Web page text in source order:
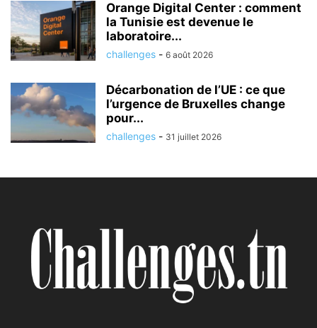
Orange Digital Center : comment
la Tunisie est devenue le
laboratoire...
challenges - 6 août 2026
Décarbonation de l’UE : ce que
l’urgence de Bruxelles change
pour...
challenges - 31 juillet 2026